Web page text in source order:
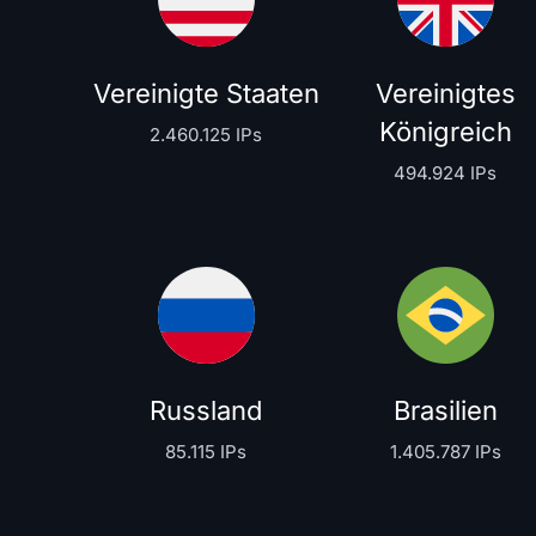
Vereinigte Staaten
2.460.125 IPs
Vereinigtes
Königreich
494.924 IPs
Russland
85.115 IPs
Brasilien
1.405.787 IPs